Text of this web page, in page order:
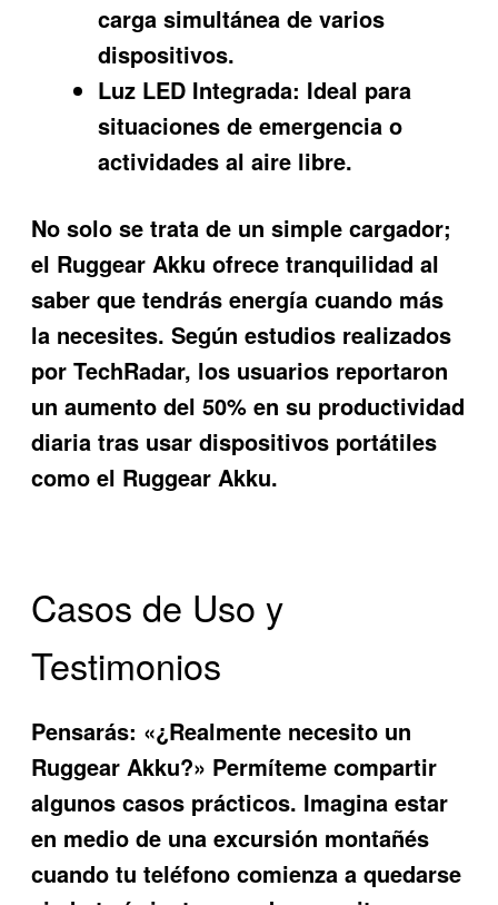
carga simultánea de varios
dispositivos.
Luz LED Integrada: Ideal para
situaciones de emergencia o
actividades al aire libre.
No solo se trata de un simple cargador;
el Ruggear Akku ofrece tranquilidad al
saber que tendrás energía cuando más
la necesites. Según estudios realizados
por TechRadar, los usuarios reportaron
un aumento del 50% en su productividad
diaria tras usar dispositivos portátiles
como el Ruggear Akku.
Casos de Uso y
Testimonios
Pensarás: «¿Realmente necesito un
Ruggear Akku?» Permíteme compartir
algunos casos prácticos. Imagina estar
en medio de una excursión montañés
cuando tu teléfono comienza a quedarse